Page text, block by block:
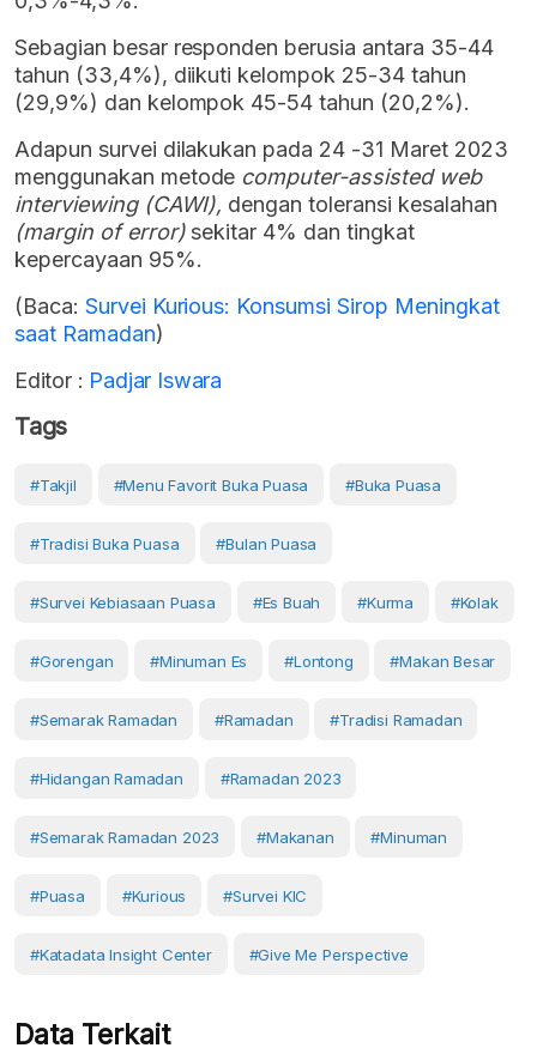
Sebagian besar responden berusia antara 35-44
tahun (33,4%), diikuti kelompok 25-34 tahun
(29,9%) dan kelompok 45-54 tahun (20,2%).
Adapun survei dilakukan pada 24 -31 Maret 2023
menggunakan metode computer-assisted web
interviewing (CAWI), dengan toleransi kesalahan
(margin of error)sekitar 4% dan tingkat
kepercayaan 95%.
(Baca: Survei Kurious: Konsumsi Sirop Meningkat
saat Ramadan)
Editor : Padjar Iswara
Tags
#takjil #menu Favorit Buka Puasa #buka Puasa
#tradisi Buka Puasa #bulan Puasa
#Survei Kebiasaan Puasa #es Buah #Kurma #kolak
#gorengan #minuman Es #lontong #makan Besar
#Semarak Ramadan #ramadan #tradisi Ramadan
#hidangan Ramadan #Ramadan 2023
#Semarak Ramadan 2023 #Makanan #Minuman
#Puasa #Kurious #Survei KIC
#Katadata Insight Center #Give Me Perspective
Data Terkait